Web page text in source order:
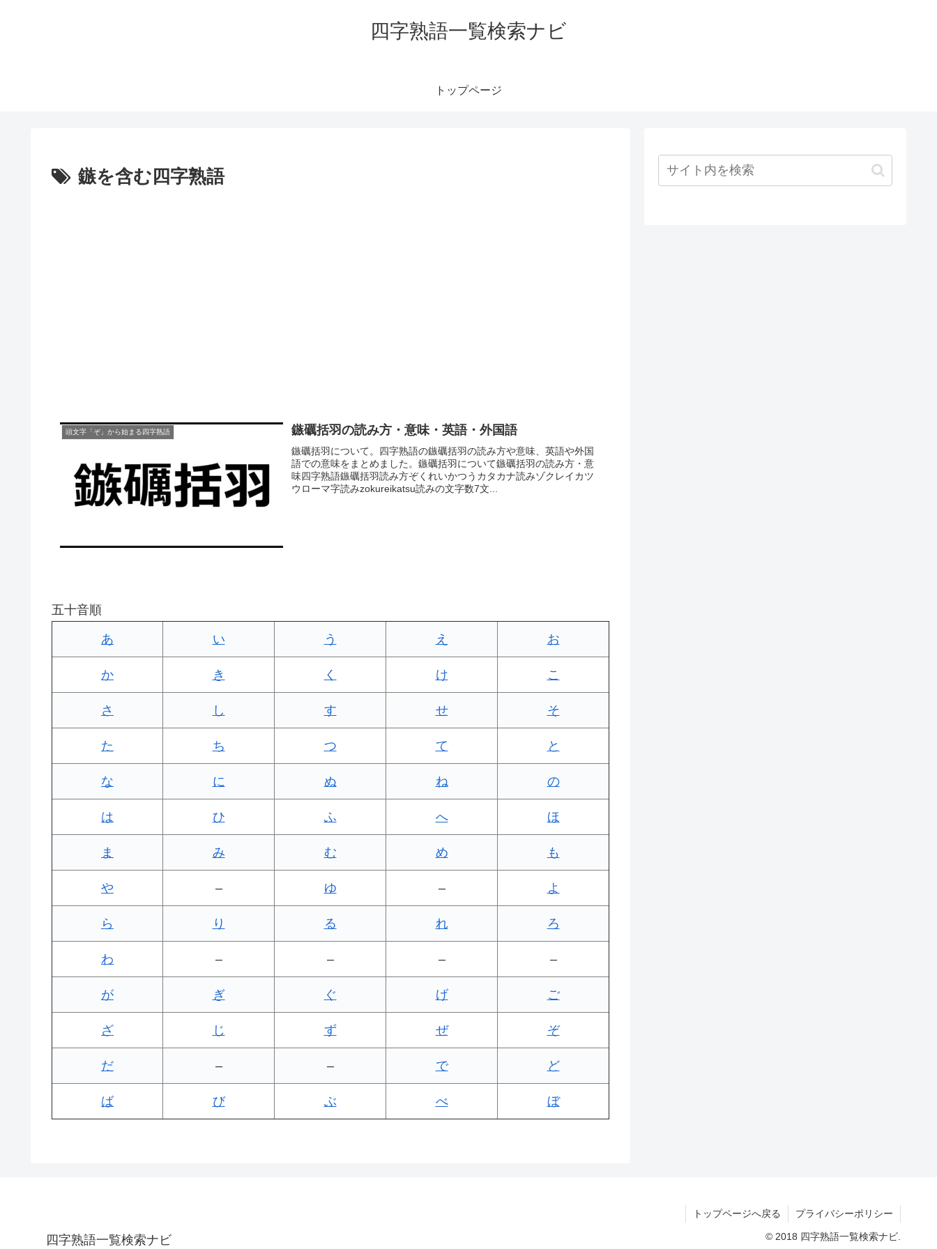
四字熟語一覧検索ナビ
トップページ
鏃を含む四字熟語
頭文字「ぞ」から始まる四字熟語 鏃礪括羽の読み方・意味・英語・外国語
鏃礪括羽について。四字熟語の鏃礪括羽の読み方や意味、英語や外国
語での意味をまとめました。鏃礪括羽について鏃礪括羽の読み方・意
味四字熟語鏃礪括羽読み方ぞくれいかつうカタカナ読みゾクレイカツ
ウローマ字読みzokureikatsu読みの文字数7文...
五十音順
あ い う え お
か き く け こ
さ し す せ そ
た ち つ て と
な に ぬ ね の
は ひ ふ へ ほ
ま み む め も
や – ゆ – よ
ら り る れ ろ
わ – – – –
が ぎ ぐ げ ご
ざ じ ず ぜ ぞ
だ – – で ど
ば び ぶ べ ぼ
四字熟語一覧検索ナビ
トップページへ戻る プライバシーポリシー
© 2018 四字熟語一覧検索ナビ.